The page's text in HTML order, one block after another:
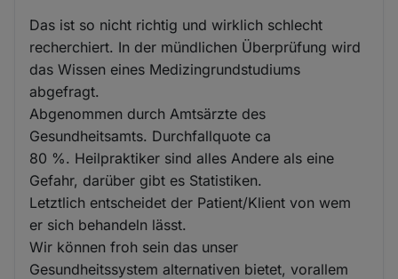
Das ist so nicht richtig und wirklich schlecht
recherchiert. In der mündlichen Überprüfung wird
das Wissen eines Medizingrundstudiums
abgefragt.
Abgenommen durch Amtsärzte des
Gesundheitsamts. Durchfallquote ca
80 %. Heilpraktiker sind alles Andere als eine
Gefahr, darüber gibt es Statistiken.
Letztlich entscheidet der Patient/Klient von wem
er sich behandeln lässt.
Wir können froh sein das unser
Gesundheitssystem alternativen bietet, vorallem